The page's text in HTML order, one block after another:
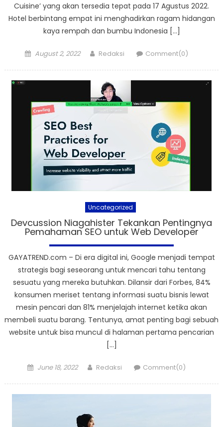
Cuisine’ yang akan tersedia tepat pada 17 Agustus 2022.
Hotel berbintang empat ini menghadirkan ragam hidangan
kaya rempah dan bumbu Indonesia […]
Posted
August 2, 2022 Author
Redaksi Comment(0)
Uncategorized
Devcussion Niagahister Tekankan Pentingnya
Pemahaman SEO untuk Web Developer
GAYATREND.com – Di era digital ini, Google menjadi tempat
strategis bagi seseorang untuk mencari tahu tentang
sesuatu yang mereka butuhkan. Dilansir dari Forbes, 84%
konsumen meriset tentang informasi suatu bisnis lewat
mesin pencari dan 81% menjelajah internet ketika akan
membeli suatu barang. Tentunya, amat penting bagi sebuah
website untuk bisa muncul di halaman pertama pencarian
[…]
Posted
June 18, 2022 Author
Redaksi Comment(0)